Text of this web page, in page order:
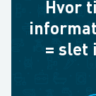
Hvor
= slet